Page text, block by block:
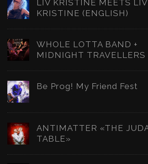
LIV KRISTINE MEETS LIV
KRISTINE (ENGLISH)
WHOLE LOTTA BAND +
MIDNIGHT TRAVELLERS
Be Prog! My Friend Fest
ANTIMATTER «THE
TABLE»